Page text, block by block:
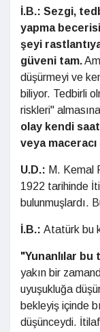
İ.B.: Sezgi,
yapma
şeyi
güveni tam.
düşürmeyi ve
biliyor. Tedbirli
riskleri"
olay kendi
veya
U.D.: M. Kemal
1922 tarihinde
bulunmuşlardı.
İ.B.: Atatürk bu
"Yunanlılar
yakın bir
uyuşukluğa
bekleyiş içinde
düşünceydi.